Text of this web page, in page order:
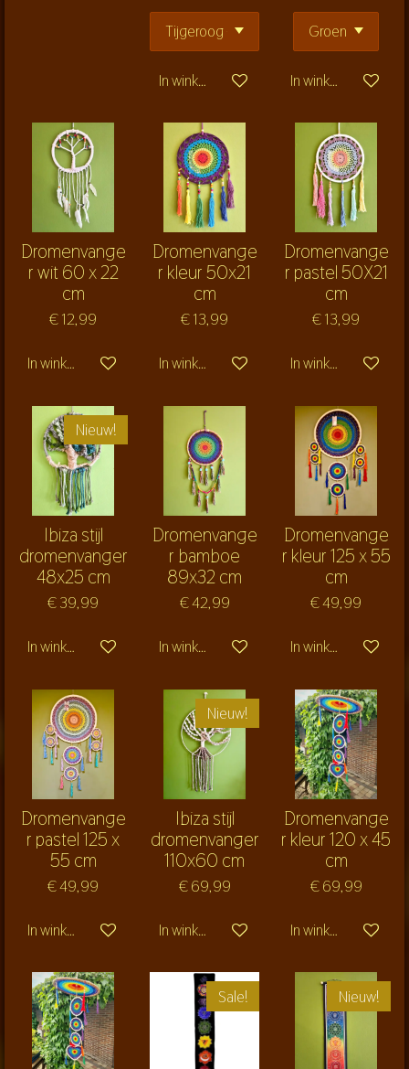
In winkelwagen In winkelwagen
Dromenvange
r wit 60 x 22
cm
€ 12,99
In winkelwagen
Dromenvange
r kleur 50x21
cm
€ 13,99
In winkelwagen
Dromenvange
r pastel 50X21
cm
€ 13,99
In winkelwagen
Nieuw!
Ibiza stijl
dromenvanger
48x25 cm
€ 39,99
In winkelwagen
Dromenvange
r bamboe
89x32 cm
€ 42,99
In winkelwagen
Dromenvange
r kleur 125 x 55
cm
€ 49,99
In winkelwagen
Dromenvange
r pastel 125 x
55 cm
€ 49,99
In winkelwagen
Nieuw!
Ibiza stijl
dromenvanger
110x60 cm
€ 69,99
In winkelwagen
Dromenvange
r kleur 120 x 45
cm
€ 69,99
In winkelwagen
Sale! Nieuw!